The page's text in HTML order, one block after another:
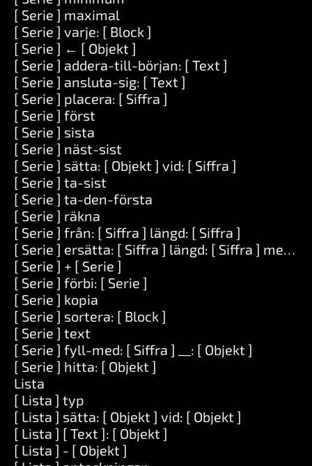
[ Serie ] maximal
[ Serie ] varje: [ Block ]
[ Serie ] ← [ Objekt ]
[ Serie ] addera-till-början: [ Text ]
[ Serie ] ansluta-sig: [ Text ]
[ Serie ] placera: [ Siffra ]
[ Serie ] först
[ Serie ] sista
[ Serie ] näst-sist
[ Serie ] sätta: [ Objekt ] vid: [ Siffra ]
[ Serie ] ta-sist
[ Serie ] ta-den-första
[ Serie ] räkna
[ Serie ] från: [ Siffra ] längd: [ Siffra ]
[ Serie ] ersätta: [ Siffra ] längd: [ Siffra ] med: [
[ Serie ] + [ Serie ]
[ Serie ] förbi: [ Serie ]
[ Serie ] kopia
[ Serie ] sortera: [ Block ]
[ Serie ] text
[ Serie ] fyll-med: [ Siffra ] __: [ Objekt ]
[ Serie ] hitta: [ Objekt ]
Lista
[ Lista ] typ
[ Lista ] sätta: [ Objekt ] vid: [ Objekt ]
[ Lista ] [ Text ]: [ Objekt ]
[ Lista ] - [ Objekt ]